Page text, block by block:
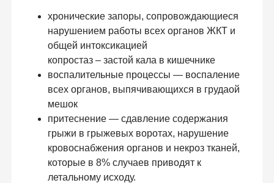
хронические запоры, сопровождающиеся
нарушением работы всех органов ЖКТ и
общей интоксикацией
копростаз – застой кала в кишечнике
воспалительные процессы — воспаление
всех органов, выпячивающихся в грудаой
мешок
притеснение — сдавление содержания
грыжи в грыжевых воротах, нарушение
кровоснабжения органов и некроз тканей,
которые в 8% случаев приводят к
летальному исходу.